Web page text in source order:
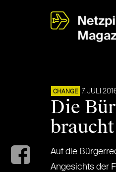
CHANGE 7. JULI
Die
Auf die
Angesichts der